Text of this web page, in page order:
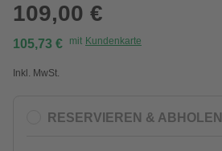
109,00 €
105,73 € mit Kundenkarte
Inkl. MwSt.
RESERVIEREN & ABHOLEN